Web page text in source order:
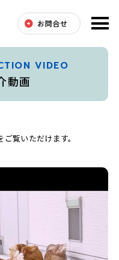
お問合せ
VIDEO
動画
覧いただけます。